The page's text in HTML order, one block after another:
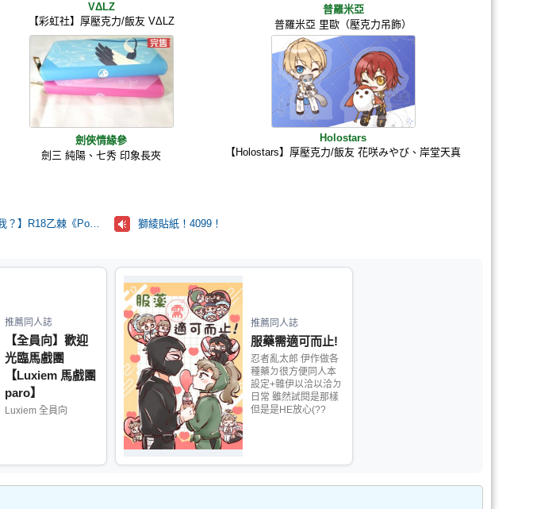
VΔLZ
【彩虹社】厚壓克力/飯友 VΔLZ
普羅米亞
普羅米亞 里歐（壓克力吊飾）
劍俠情緣參
劍三 純陽、七秀 印象長夾
Holostars
【Holostars】厚壓克力/飯友 花咲みやび、岸堂天真
[R18]【💍🍙是我沒好好保護你們……為甚麼你不怪我？】R18乙棘《Poker Face》* 含本篇劇情 獅綾貼紙！4099！
推薦同人誌
【全員向】歡迎
光臨馬戲團
【Luxiem 馬戲團
paro】
Luxiem 全員向
推薦同人誌
服藥需適可而止!
忍者亂太郎 伊作做各
種藥ㄉ很方便同人本
設定+雜伊以洽以洽ㄉ
日常 雖然試閱是那樣
但是是HE放心(??